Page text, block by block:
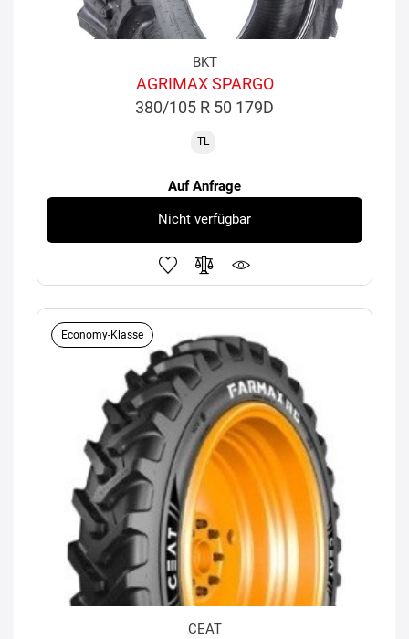
BKT
AGRIMAX SPARGO
380/105 R 50 179D
TL
Auf Anfrage
Nicht verfügbar
Economy-Klasse
CEAT